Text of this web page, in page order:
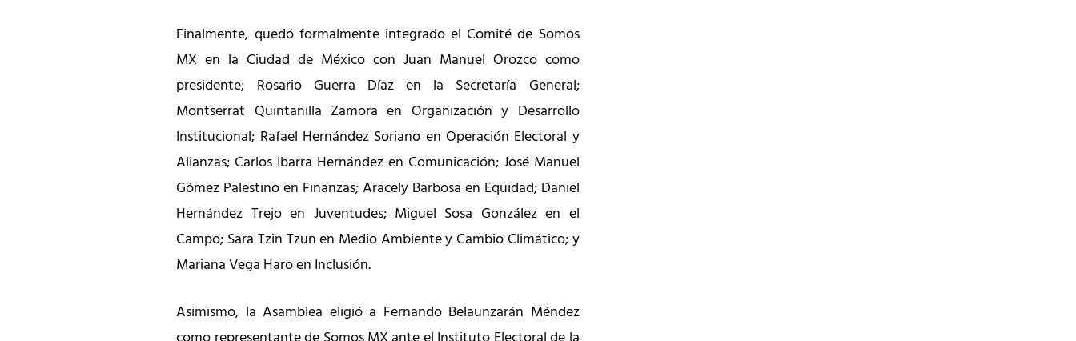
Finalmente, quedó formalmente integrado el Comité de Somos
MX en la Ciudad de México con Juan Manuel Orozco como
presidente; Rosario Guerra Díaz en la Secretaría General;
Montserrat Quintanilla Zamora en Organización y Desarrollo
Institucional; Rafael Hernández Soriano en Operación Electoral y
Alianzas; Carlos Ibarra Hernández en Comunicación; José Manuel
Gómez Palestino en Finanzas; Aracely Barbosa en Equidad; Daniel
Hernández Trejo en Juventudes; Miguel Sosa González en el
Campo; Sara Tzin Tzun en Medio Ambiente y Cambio Climático; y
Mariana Vega Haro en Inclusión.
Asimismo, la Asamblea eligió a Fernando Belaunzarán Méndez